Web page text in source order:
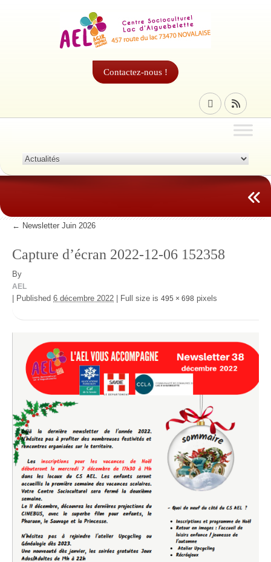
Contactez-nous !
← Newsletter Juin 2026
Capture d’écran 2022-12-06 152358
By
AEL
Published 6 décembre 2022 Full size is 495 × 698 pixels